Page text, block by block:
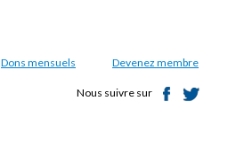
Dons mensuels Devenez membre
Nous suivre sur